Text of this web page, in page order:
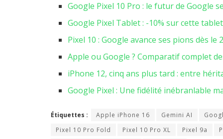
Google Pixel 10 Pro : le futur de Google
Google Pixel Tablet : -10% sur cette
Pixel 10 : Google avance ses pions dès
Apple ou Google ? Comparatif complet
iPhone 12, cinq ans plus tard : entre
Google Pixel : Une fidélité inébranlable
Étiquettes : Apple iPhone 16 Gemini AI
Pixel 10 Pro Fold
Pixel 10 Pro XL Pixel 9a